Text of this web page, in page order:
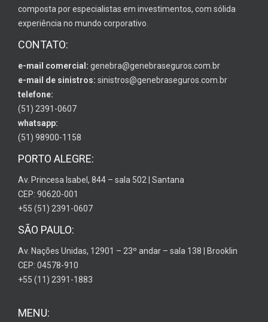
composta por especialistas em investimentos, com sólida
experiência no mundo corporativo.
CONTATO:
e-mail comercial: genebra@genebraseguros.com.br
e-mail de sinistros: sinistros@genebraseguros.com.br
telefone:
(51) 2391-0607
whatsapp:
(51) 98900-1158
PORTO ALEGRE:
Av. Princesa Isabel, 844 – sala 502 | Santana
CEP: 90620-001
+55 (51) 2391-0607
SÃO PAULO:
Av. Nações Unidas, 12901 – 23º andar – sala 138 | Brooklin
CEP: 04578-910
+55 (11) 2391-1883
MENU: